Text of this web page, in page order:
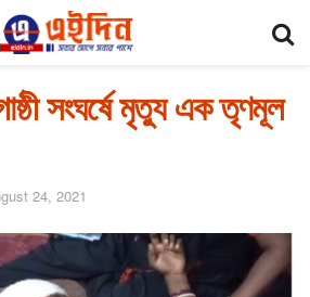
সংঘর্ষে মৃত্যু এক তৃণমূল
24, 2021